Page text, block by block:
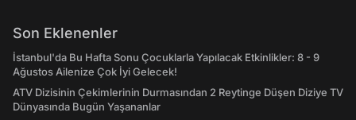
Son Eklenenler
İstanbul'da Bu Hafta Sonu Çocuklarla Yapılacak Etkinlikler: 8 - 9
Ağustos Ailenize Çok İyi Gelecek!
ATV Dizisinin Çekimlerinin Durmasından 2 Reytinge Düşen Diziye TV
Dünyasında Bugün Yaşananlar